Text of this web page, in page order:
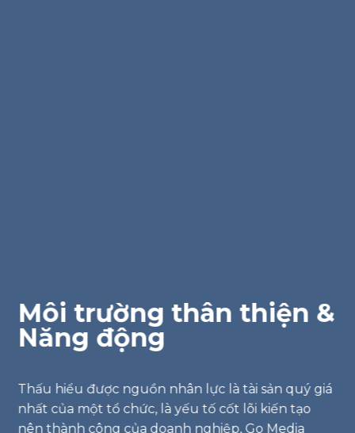
Môi trường thân thiện &
Năng động
Thấu hiểu được nguồn nhân lực là tài sản quý giá
nhất của một tổ chức, là yếu tố cốt lõi kiến tạo
nên thành công của doanh nghiệp, Go Media